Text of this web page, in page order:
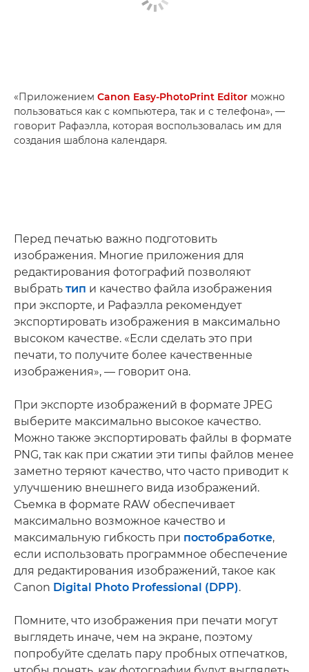
«Приложением Canon Easy-PhotoPrint Editor можно
пользоваться как с компьютера, так и с телефона», —
говорит Рафаэлла, которая воспользовалась им для
создания шаблона календаря.
Перед печатью важно подготовить
изображения. Многие приложения для
редактирования фотографий позволяют
выбрать тип и качество файла изображения
при экспорте, и Рафаэлла рекомендует
экспортировать изображения в максимально
высоком качестве. «Если сделать это при
печати, то получите более качественные
изображения», — говорит она.
При экспорте изображений в формате JPEG
выберите максимально высокое качество.
Можно также экспортировать файлы в формате
PNG, так как при сжатии эти типы файлов менее
заметно теряют качество, что часто приводит к
улучшению внешнего вида изображений.
Съемка в формате RAW обеспечивает
максимально возможное качество и
максимальную гибкость при постобработке,
если использовать программное обеспечение
для редактирования изображений, такое как
Canon Digital Photo Professional (DPP).
Помните, что изображения при печати могут
выглядеть иначе, чем на экране, поэтому
попробуйте сделать пару пробных отпечатков,